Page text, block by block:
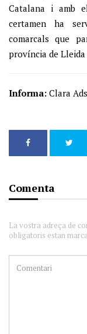
Catalana i amb
certamen ha
comarcals que
província de Lleida
Informa: Clara
Comenta
La vostra adreça de
obligatoris estan